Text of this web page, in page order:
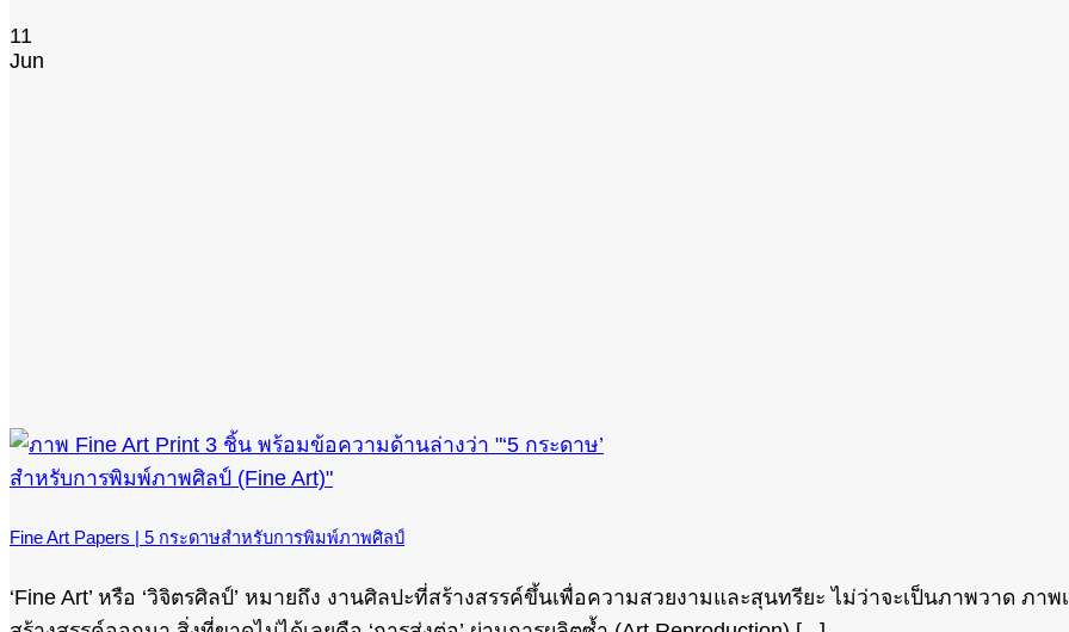
11
Jun
Fine Art Papers | 5 กระดาษสำหรับการพิมพ์ภาพศิลป์
‘Fine Art’ หรือ ‘วิจิตรศิลป์’ หมายถึง งานศิลปะที่สร้างสรรค์ขึ้นเพื่อความสวยงามและสุนทรียะ ไม่ว่าจะเป็นภาพวาด ภ